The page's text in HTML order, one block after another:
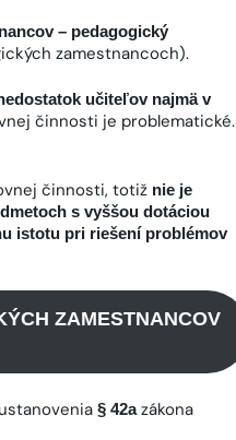
– pedagogický
zamestnancoch).
učiteľov najmä v
činnosti je problematické.
činnosti, totiž nie je
s vyššou dotáciou
istotu pri riešení problémov
ZAMESTNANCOV
§ 42azákona